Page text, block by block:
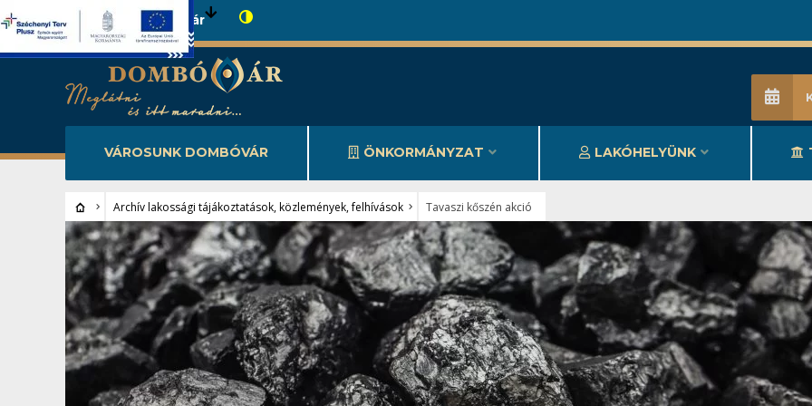
Városunk Dombóvár
VÁROSUNK DOMBÓVÁR ÖNKORMÁNYZAT LAKÓHELYÜNK
Archív lakossági tájákoztatások, közlemények, felhívások Tavaszi kőszén akció